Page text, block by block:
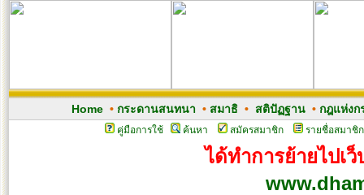
Home• กระดานสนทนา • สมาธิ• สติปัฏฐาน• กฎแห่งก
คู่มือการใช้ ค้นหา สมัครสมาชิก รายชื่อสมาชิก
ได้ทำการย้ายไปเ